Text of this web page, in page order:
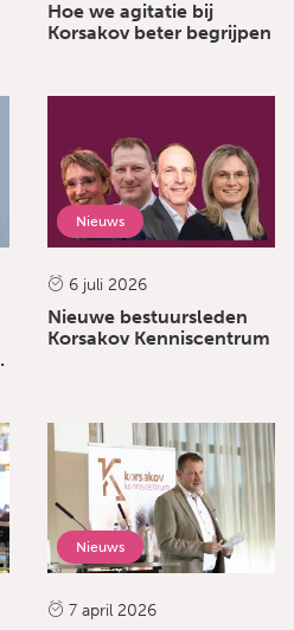
Hoe we agitatie bij
Korsakov beter begrijpen
Nieuws
6 juli 2026
Nieuwe bestuursleden
Korsakov Kenniscentrum
Nieuws
7 april 2026